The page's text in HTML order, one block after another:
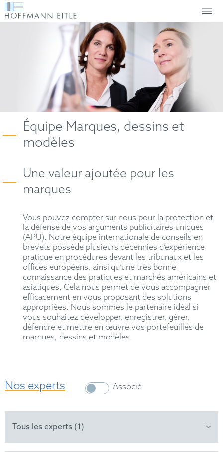
Équipe Marques, dessins et
modèles
Une valeur ajoutée pour les
marques
Vous pouvez compter sur nous pour la protection et
la défense de vos arguments publicitaires uniques
(APU). Notre équipe internationale de conseils en
brevets possède plusieurs décennies d’expérience
pratique en procédures devant les tribunaux et les
offices européens, ainsi qu’une très bonne
connaissance des pratiques et marchés américains et
asiatiques. Cela nous permet de vous accompagner
efficacement en vous proposant des solutions
appropriées. Nous sommes le partenaire idéal si
vous souhaitez développer, enregistrer, gérer,
défendre et mettre en œuvre vos portefeuilles de
marques, dessins et modèles.
Nos experts Associé
Tous les experts (1)